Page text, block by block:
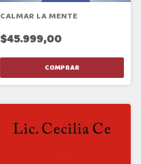
CALMAR LA MENTE
$45.999,00